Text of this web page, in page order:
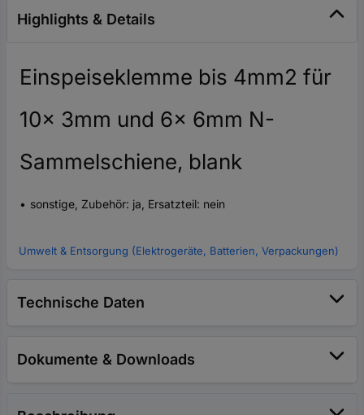
Highlights & Details
Einspeiseklemme bis 4mm2 für
10x 3mm und 6x 6mm N-
Sammelschiene, blank
sonstige, Zubehör: ja, Ersatzteil: nein
Umwelt & Entsorgung (Elektrogeräte, Batterien, Verpackungen)
Technische Daten
Dokumente & Downloads